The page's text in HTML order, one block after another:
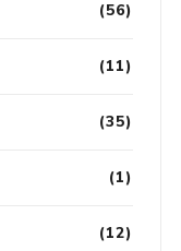
(56)
(11)
(35)
(1)
(12)